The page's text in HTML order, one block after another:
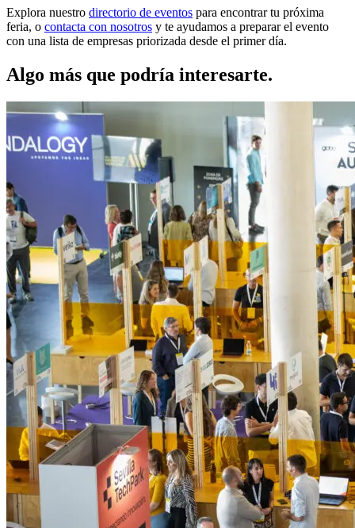
Explora nuestro directorio de eventos para encontrar tu próxima
feria, o contacta con nosotros y te ayudamos a preparar el evento
con una lista de empresas priorizada desde el primer día.
Algo más que podría interesarte.